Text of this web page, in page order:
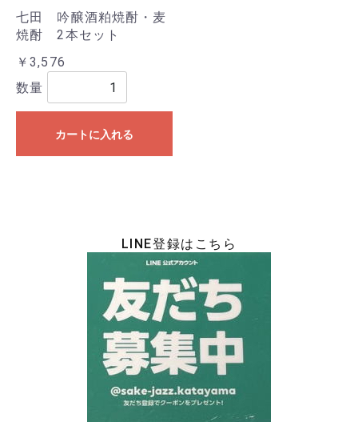
七田 吟醸酒粕焼酎・麦
焼酎 2本セット
￥3,576
数量
カートに入れる
LINE登録はこちら